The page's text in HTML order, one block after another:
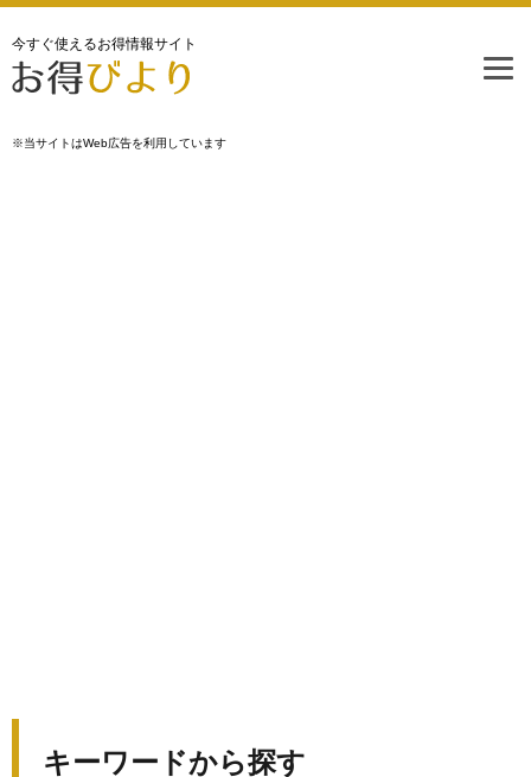
今すぐ使えるお得情報サイト
※当サイトはWeb広告を利用しています
キーワードから探す